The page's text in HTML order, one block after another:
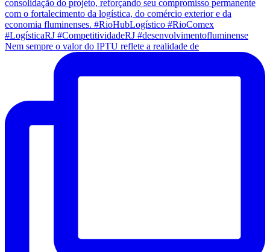
Nem sempre o valor do IPTU reflete a realidade de